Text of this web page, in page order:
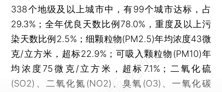
338个地级及以上城市中，有99个城市达标，占
29.3%；全年优良天数比例78.0%，重度及以上污
染天数比例2.5%；细颗粒物(PM2.5)年均浓度43微
克/立方米，超标22.9%；可吸入颗粒物(PM10)年
均浓度75微克/立方米，超标7.1%；二氧化硫
(SO2)、二氧化氮(NO2)、臭氧(O3)、一氧化碳